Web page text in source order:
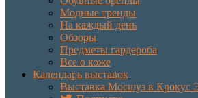
Модные тренды
На каждый день
Обзоры
Предметы гардероба
Все о коже
Календарь выставок
Выставка Мосшуз в Крокус